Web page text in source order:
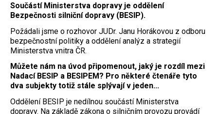
Součástí Ministerstva dopravy je oddělení
Bezpečnosti silniční dopravy (BESIP).
Požádali jsme o rozhovor JUDr. Janu Horákovou z odboru
bezpečnostní politiky a oddělení analýz a strategií
Ministerstva vnitra ČR.
Můžete nám na úvod připomenout, jaký je rozdíl mezi
Nadací BESIP a BESIPEM? Pro některé čtenáře tyto
dva subjekty totiž stále splývají v jeden...
Oddělení BESIP je nedílnou součástí Ministerstva
dopravy. Na základě zákona o silničním provozu provádí